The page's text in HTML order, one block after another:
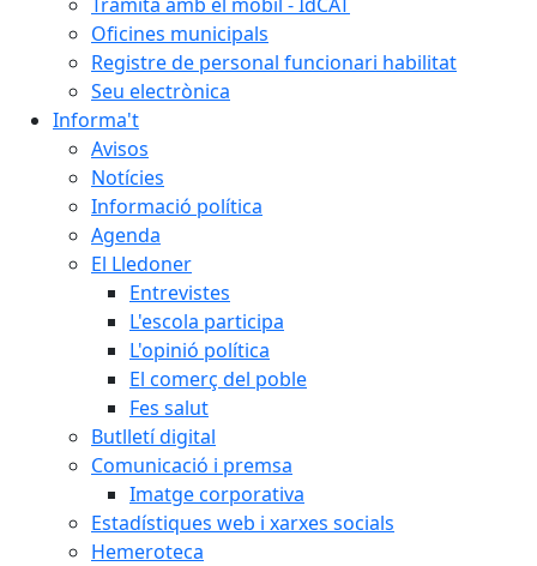
Oficines municipals
Registre de personal funcionari habilitat
Seu electrònica
Informa't
Avisos
Notícies
Informació política
Agenda
El Lledoner
Entrevistes
L'escola participa
L'opinió política
El comerç del poble
Fes salut
Butlletí digital
Comunicació i premsa
Imatge corporativa
Estadístiques web i xarxes socials
Hemeroteca